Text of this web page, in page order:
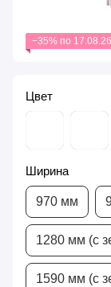
−35% по 17.08.26
Цвет
Ширина
970 мм
1280 мм (с
1590 мм (с